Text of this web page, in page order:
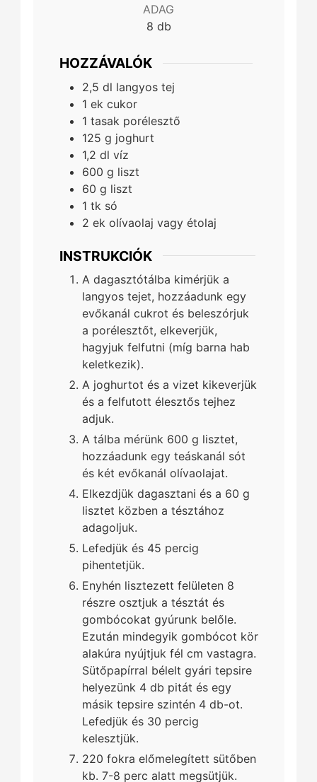
ADAG
8 db
HOZZÁVALÓK
2,5 dl langyos tej
1 ek cukor
1 tasak porélesztő
125 g joghurt
1,2 dl víz
600 g liszt
60 g liszt
1 tk só
2 ek olívaolaj vagy étolaj
INSTRUKCIÓK
A dagasztótálba kimérjük a
langyos tejet, hozzáadunk egy
evőkanál cukrot és beleszórjuk
a porélesztőt, elkeverjük,
hagyjuk felfutni (míg barna hab
keletkezik).
A joghurtot és a vizet kikeverjük
és a felfutott élesztős tejhez
adjuk.
A tálba mérünk 600 g lisztet,
hozzáadunk egy teáskanál sót
és két evőkanál olívaolajat.
Elkezdjük dagasztani és a 60 g
lisztet közben a tésztához
adagoljuk.
Lefedjük és 45 percig
pihentetjük.
Enyhén lisztezett felületen 8
részre osztjuk a tésztát és
gombócokat gyúrunk belőle.
Ezután mindegyik gombócot kör
alakúra nyújtjuk fél cm vastagra.
Sütőpapírral bélelt gyári tepsire
helyezünk 4 db pitát és egy
másik tepsire szintén 4 db-ot.
Lefedjük és 30 percig
kelesztjük.
220 fokra előmelegített sütőben
kb. 7-8 perc alatt megsütjük.